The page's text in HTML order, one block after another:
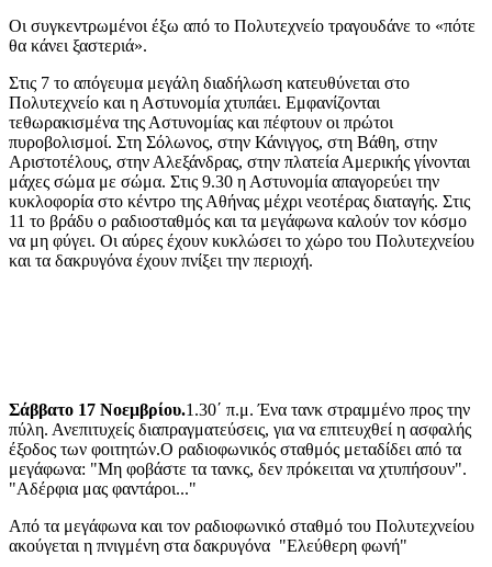
Οι συγκεντρωμένοι έξω από το Πολυτεχνείο τραγουδάνε το «πότε
θα κάνει ξαστεριά».
Στις 7 το απόγευμα μεγάλη διαδήλωση κατευθύνεται στο
Πολυτεχνείο και η Αστυνομία χτυπάει. Εμφανίζονται
τεθωρακισμένα της Αστυνομίας και πέφτουν οι πρώτοι
πυροβολισμοί. Στη Σόλωνος, στην Κάνιγγος, στη Βάθη, στην
Αριστοτέλους, στην Αλεξάνδρας, στην πλατεία Αμερικής γίνονται
μάχες σώμα με σώμα. Στις 9.30 η Αστυνομία απαγορεύει την
κυκλοφορία στο κέντρο της Αθήνας μέχρι νεοτέρας διαταγής. Στις
11 το βράδυ ο ραδιοσταθμός και τα μεγάφωνα καλούν τον κόσμο
να μη φύγει. Οι αύρες έχουν κυκλώσει το χώρο του Πολυτεχνείου
και τα δακρυγόνα έχουν πνίξει την περιοχή.
Σάββατο 17 Νοεμβρίου.1.30΄ π.μ. Ένα τανκ στραμμένο προς την
πύλη. Ανεπιτυχείς διαπραγματεύσεις, για να επιτευχθεί η ασφαλής
έξοδος των φοιτητών.Ο ραδιοφωνικός σταθμός μεταδίδει από τα
μεγάφωνα: "Μη φοβάστε τα τανκς, δεν πρόκειται να χτυπήσουν".
"Αδέρφια μας φαντάροι..."
Από τα μεγάφωνα και τον ραδιοφωνικό σταθμό του Πολυτεχνείου
ακούγεται η πνιγμένη στα δακρυγόνα "Ελεύθερη φωνή"